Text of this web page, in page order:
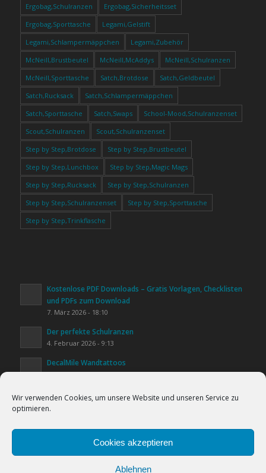
Cookies helfen uns bei der Bereitstellung
unserer Inhalte und Dienste. Durch die
weitere Nutzung der Webseite stimmen Sie
der Verwendung von Cookies zu.
Wir verwenden Cookies, um unsere Website und unseren Service zu
optimieren.
Cookies akzeptieren
Ablehnen
Ergobag,Schulranzen
Ergobag,Sicherheitsset
Ergobag,Sporttasche
Legami,Gelstift
Legami,Schlampermäppchen
Legami,Zubehör
McNeill,Brustbeutel
McNeill,McAddys
McNeill,Schulranzen
McNeill,Sporttasche
Satch,Brotdose
Satch,Geldbeutel
Satch,Rucksack
Satch,Schlampermäppchen
Satch,Sporttasche
Satch,Swaps
School-Mood,Schulranzenset
Scout,Schulranzen
Scout,Schulranzenset
Step by Step,Brotdose
Step by Step,Brustbeutel
Step by Step,Lunchbox
Step by Step,Magic Mags
Step by Step,Rucksack
Step by Step,Schulranzen
Step by Step,Schulranzenset
Step by Step,Sporttasche
Step by Step,Trinkflasche
Kostenlose PDF Downloads – Gratis Vorlagen, Checklisten
und PDFs zum Download
7. März 2026 - 18:10
Der perfekte Schulranzen
4. Februar 2026 - 9:13
DecalMile Wandtattoos
20. Januar 2026 - 16:25
Kinderzimmer gestalten
20. Januar 2026 - 15:44